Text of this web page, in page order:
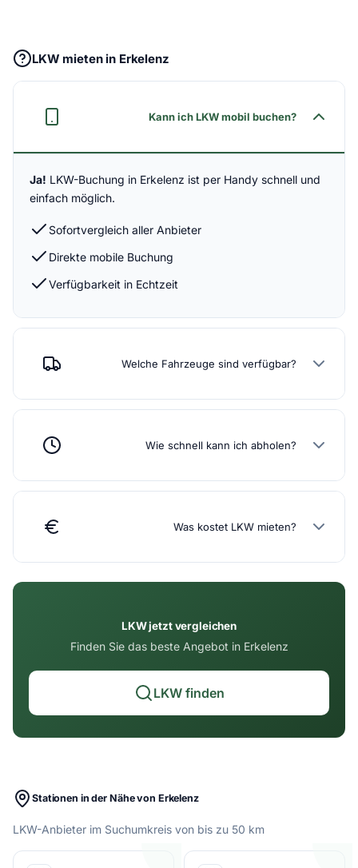
LKW mieten in Erkelenz
Kann ich LKW mobil buchen?
Ja! LKW-Buchung in Erkelenz ist per Handy schnell und
einfach möglich.
Sofortvergleich aller Anbieter
Direkte mobile Buchung
Verfügbarkeit in Echtzeit
Welche Fahrzeuge sind verfügbar?
Wie schnell kann ich abholen?
Was kostet LKW mieten?
LKW jetzt vergleichen
Finden Sie das beste Angebot in Erkelenz
LKW finden
Stationen in der Nähe von Erkelenz
LKW-Anbieter im Suchumkreis von bis zu 50 km